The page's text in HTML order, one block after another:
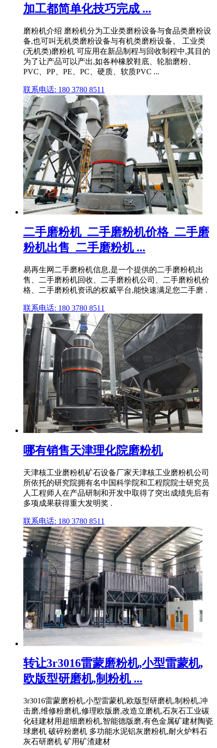
加工都简单化技巧完成 ...
磨粉机介绍 磨粉机分为工业类磨粉设备与食品类磨粉设
备,也可叫无机类磨粉设备与有机类磨粉设备。 工业类
(无机类)磨粉机 可应用在新品制程与回收制程中,其目的
为了让产品可以产出,如各种橡胶鞋底、轮胎磨粉、
PVC、PP、PE、PC、硬质、软质PVC ...
联系电话: 180 3780 8511
二手磨粉机_二手磨粉机价格_二手磨
粉机出售_二手磨粉机 ...
易再生网二手磨粉机信息,是一个提供的二手磨粉机出
售、二手磨粉机回收、二手磨粉机公司、二手磨粉机价
格、二手磨粉机资讯的权威平台,能快速满足您二手磨 .
联系电话: 180 3780 8511
哪有销售天津理化院磨粉机
天津核工业磨粉机矿石设备厂家天津核工业磨粉机公司
所依托的研究院拥有名中国科学院和工程院院士研究员
人工程师人在产品研制和开发中取得了突出成绩先后有
多项成果获得重大发明奖 .
联系电话: 180 3780 8511
转让3r3016雷蒙磨粉机,小型雷蒙机,
欧版型研磨机,制粉机 ...
3r3016雷蒙磨粉机,小型雷蒙机,欧版型研磨机,制粉机,冲
击磨,维修粉磨机,修理欧版磨,改造立磨机,石灰石工业碳
化硅建材用超细磨粉机,智能德版磨,有色金属矿建材陶瓷
球磨机 破碎粉磨机 多功能水泥铝灰磨粉机,耐火炉料石
灰石研磨机 矿用矿渣建材